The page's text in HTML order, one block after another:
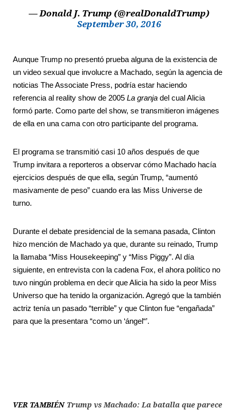
— Donald J. Trump (@realDonaldTrump)
September 30, 2016
Aunque Trump no presentó prueba alguna de la existencia de
un video sexual que involucre a Machado, según la agencia de
noticias The Associate Press, podría estar haciendo
referencia al reality show de 2005 La granja del cual Alicia
formó parte. Como parte del show, se transmitieron imágenes
de ella en una cama con otro participante del programa.
El programa se transmitió casi 10 años después de que
Trump invitara a reporteros a observar cómo Machado hacía
ejercicios después de que ella, según Trump, “aumentó
masivamente de peso” cuando era las Miss Universe de
turno.
Durante el debate presidencial de la semana pasada, Clinton
hizo mención de Machado ya que, durante su reinado, Trump
la llamaba “Miss Housekeeping” y “Miss Piggy”. Al día
siguiente, en entrevista con la cadena Fox, el ahora político no
tuvo ningún problema en decir que Alicia ha sido la peor Miss
Universo que ha tenido la organización. Agregó que la también
actriz tenía un pasado “terrible” y que Clinton fue “engañada”
para que la presentara “como un ‘ángel“’.
VER TAMBIÉN Trump vs Machado: La batalla que parece